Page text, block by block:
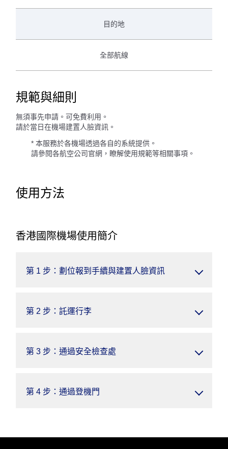
目的地
全部航線
規範與細則
無須事先申請。可免費利用。
請於當日在機場建置人臉資訊。
* 本服務於各機場透過各自的系統提供。
請參閱各航空公司官網，瞭解使用規範等相關事項。
使用方法
香港國際機場使用簡介
第 1 步：劃位報到手續與建置人臉資訊
第 2 步：託運行李
第 3 步：通過安全檢查處
第 4 步：通過登機門